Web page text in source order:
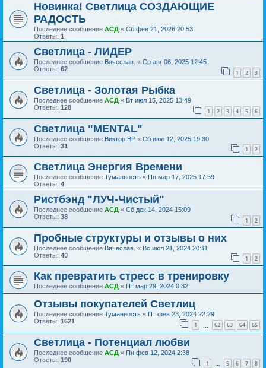
Новинка! Светлица СОЗДАЮЩИЕ
РАДОСТЬ
Последнее сообщение АСД « Сб фев 21, 2026 20:53
Ответы: 1
Светлица - ЛИДЕР
Последнее сообщение Вячеслав. « Ср авг 06, 2025 12:45
Ответы: 62 1 2 3
Светлица - Золотая Рыбка
Последнее сообщение АСД « Вт июл 15, 2025 13:49
Ответы: 128 1 2 3 4 5 6
Светлица "MENTAL"
Последнее сообщение Виктор ВР « Сб июл 12, 2025 19:30
Ответы: 31 1 2
Светлица Энергия Времени
Последнее сообщение Туманность « Пн мар 17, 2025 17:59
Ответы: 4
Ристбэнд "ЛУЧ-Чистый"
Последнее сообщение АСД « Сб дек 14, 2024 15:09
Ответы: 38 1 2
Пробные структуры и отзывы о них
Последнее сообщение Вячеслав. « Вс июл 21, 2024 20:11
Ответы: 40 1 2
Как превратить стресс в тренировку
Последнее сообщение АСД « Пт мар 29, 2024 0:32
Отзывы покупателей Светлиц
Последнее сообщение Туманность « Пт фев 23, 2024 22:29
Ответы: 1621 1 62 63 64 65
Светлица - Потенциал любви
Последнее сообщение АСД « Пн фев 12, 2024 2:38
Ответы: 190 1 … 5 6 7 8